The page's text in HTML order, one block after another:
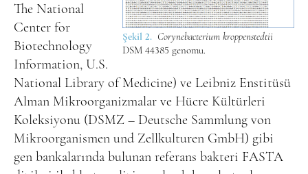
Şekil 2. Corynebacterium kroppenstedtii
DSM 44385 genomu.
The National
Center for
Biotechnology
Information, U.S.
National Library of Medicine) ve Leibniz Enstitüsü
Alman Mikroorganizmalar ve Hücre Kültürleri
Koleksiyonu (DSMZ – Deutsche Sammlung von
Mikroorganismen und Zellkulturen GmbH) gibi
gen bankalarında bulunan referans bakteri FASTA